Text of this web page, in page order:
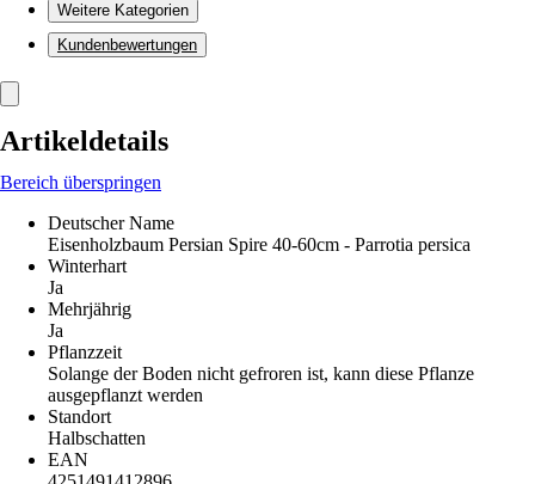
Weitere Kategorien
Kundenbewertungen
Artikeldetails
Bereich überspringen
Deutscher Name
Eisenholzbaum Persian Spire 40-60cm - Parrotia persica
Winterhart
Ja
Mehrjährig
Ja
Pflanzzeit
Solange der Boden nicht gefroren ist, kann diese Pflanze
ausgepflanzt werden
Standort
Halbschatten
EAN